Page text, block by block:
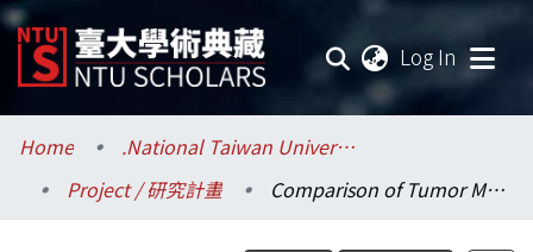
Log In
Communities & Collections
Research Outputs
Home
.National Taiwan University / 國立臺灣大學
Project / 研究計畫
Comparison of Tumor Microenvironment, Pd-L1 Expression, and Mutation Profiles of Different Grades of Pulmonary Lymphoepithelial Carcinoma Based on Tumor Border Patterns and Spread through Airspaces (Stas)